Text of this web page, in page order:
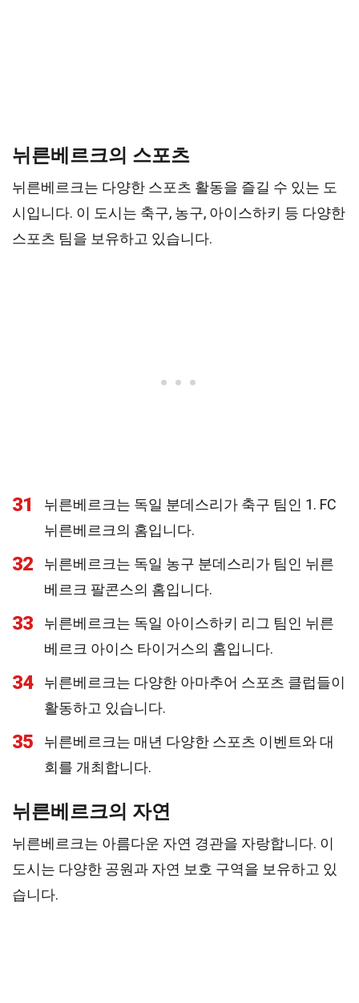
뉘른베르크의 스포츠
뉘른베르크는 다양한 스포츠 활동을 즐길 수 있는 도
시입니다. 이 도시는 축구, 농구, 아이스하키 등 다양한
스포츠 팀을 보유하고 있습니다.
31
뉘른베르크는 독일 분데스리가 축구 팀인 1. FC
뉘른베르크의 홈입니다.
32
뉘른베르크는 독일 농구 분데스리가 팀인 뉘른
베르크 팔콘스의 홈입니다.
33
뉘른베르크는 독일 아이스하키 리그 팀인 뉘른
베르크 아이스 타이거스의 홈입니다.
34
뉘른베르크는 다양한 아마추어 스포츠 클럽들이
활동하고 있습니다.
35
뉘른베르크는 매년 다양한 스포츠 이벤트와 대
회를 개최합니다.
뉘른베르크의 자연
뉘른베르크는 아름다운 자연 경관을 자랑합니다. 이
도시는 다양한 공원과 자연 보호 구역을 보유하고 있
습니다.